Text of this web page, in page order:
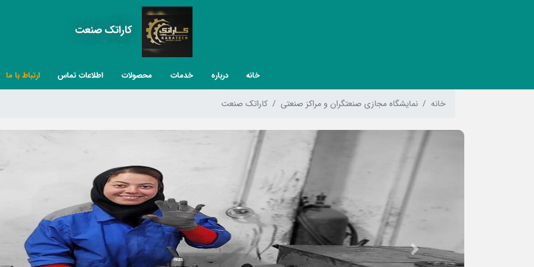
کاراتک صنعت
خانه درباره خدمات محصولات اطلاعات تماس ارتباط با ما
خانه نمایشگاه مجازی صنعتگران و مراکز صنعتی کاراتک صنعت
Previous